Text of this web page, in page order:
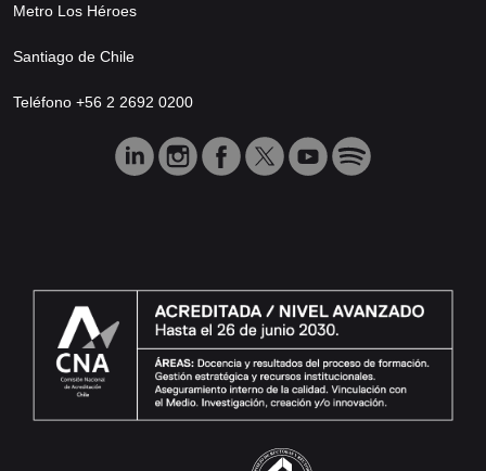
Metro Los Héroes
Santiago de Chile
Teléfono +56 2 2692 0200